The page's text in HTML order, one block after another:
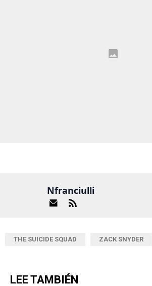
Nfranciulli
THE SUICIDE SQUAD ZACK SNYDER
LEE TAMBIÉN